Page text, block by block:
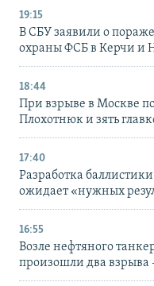
19:15
В СБУ заявили о
охраны ФСБ в Керчи и
18:44
При взрыве в Москве
Плохотнюк и зять
17:40
Разработка
ожидает «нужных
16:55
Возле нефтяного
произошли два взрыва